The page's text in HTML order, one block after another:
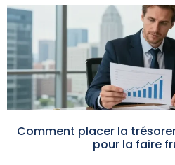
Comment placer la
pour la faire